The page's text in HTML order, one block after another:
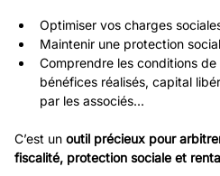
Optimiser vos charges
Maintenir une protection
Comprendre les conditions
bénéfices réalisés, capital
par les associés...
C’est un outil précieux pour
fiscalité, protection sociale et